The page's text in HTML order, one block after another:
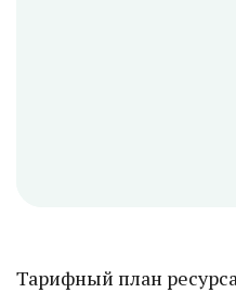
Тарифный план